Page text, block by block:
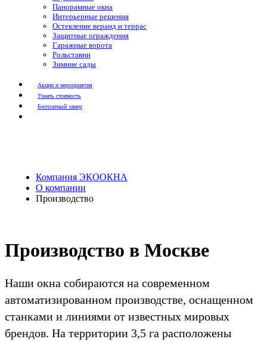
Панорамные окна
Интерьерные решения
Остекление веранд и террас
Защитные ограждения
Гаражные ворота
Рольставни
Зимние сады
Акции и мероприятия
Узнать стоимость
Бесплатный замер
Компания ЭКООКНА
О компании
Производство
Производство в Москве
Наши окна собираются на современном
автоматизированном производстве, оснащенном
станками и линиями от известных мировых
брендов. На территории 3,5 га расположены